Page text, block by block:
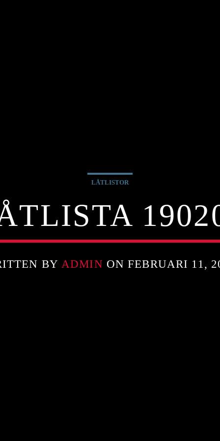
LÅTLISTOR
BY ADMIN ON FEBRUARI 11,